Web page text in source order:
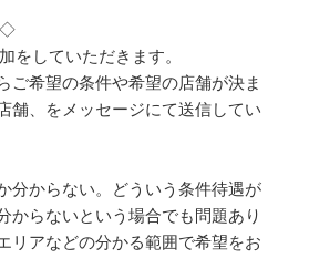
◇
をしていただきます。
ご希望の条件や希望の店舗が決ま
舗、をメッセージにて送信してい
分からない。どういう条件待遇が
からないという場合でも問題あり
リアなどの分かる範囲で希望をお